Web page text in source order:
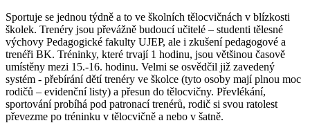
Sportuje se jednou týdně a to ve školních tělocvičnách v blízkosti
školek. Trenéry jsou převážně budoucí učitelé – studenti tělesné
výchovy Pedagogické fakulty UJEP, ale i zkušení pedagogové a
trenéři BK. Tréninky, které trvají 1 hodinu, jsou většinou časově
umístěny mezi 15.-16. hodinu. Velmi se osvědčil již zavedený
systém - přebírání dětí trenéry ve školce (tyto osoby mají plnou moc
rodičů – evidenční listy) a přesun do tělocvičny. Převlékání,
sportování probíhá pod patronací trenérů, rodič si svou ratolest
převezme po tréninku v tělocvičně a nebo v šatně.